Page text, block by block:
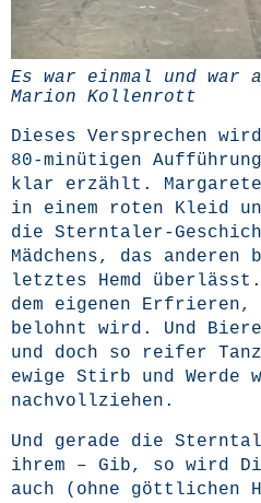
Es war ein­mal und war
Mari­on Kollenrott
Die­ses Ver­spre­chen
80-minü­ti­gen
klar erzählt.
in einem roten Kleid
die Stern­ta­ler-
Mäd­chens, das
letz­tes Hemd
dem eige­nen
belohnt wird. Und
und doch so rei­fer
ewi­ge Stirb und Wer­de
nachvollziehen.
Und gera­de die
ihrem – Gib, so wird
auch (ohne gött­li­chen